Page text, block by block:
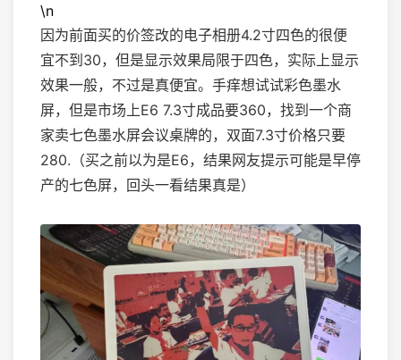
\n
因为前面买的价签改的电子相册4.2寸四色的很便
宜不到30，但是显示效果局限于四色，实际上显示
效果一般，不过是真便宜。手痒想试试彩色墨水
屏，但是市场上E6 7.3寸成品要360，找到一个商
家卖七色墨水屏会议桌牌的，双面7.3寸价格只要
280.（买之前以为是E6，结果网友提示可能是早停
产的七色屏，回头一看结果真是）